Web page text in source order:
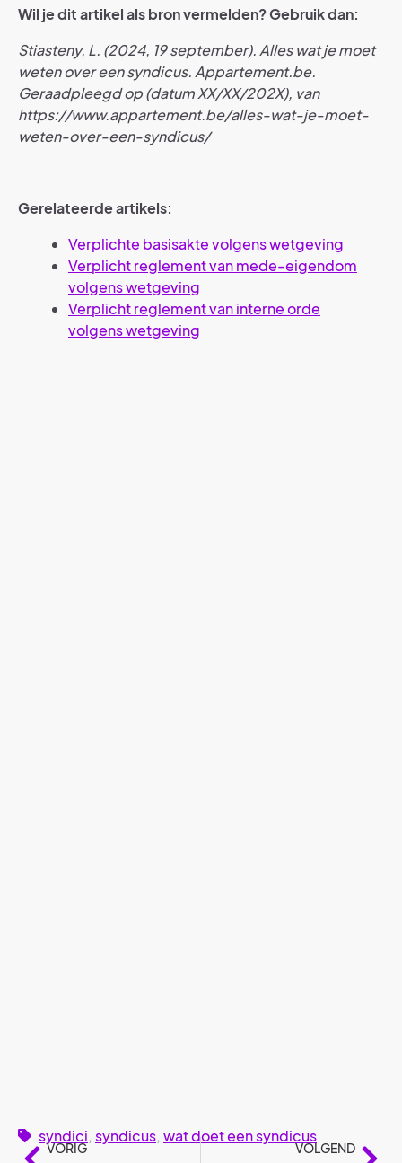
Wil je dit artikel als bron vermelden? Gebruik dan:
Stiasteny, L. (2024, 19 september). Alles wat je moet
weten over een syndicus. Appartement.be.
Geraadpleegd op (datum XX/XX/202X), van
https://www.appartement.be/alles-wat-je-moet-
weten-over-een-syndicus/
Gerelateerde artikels:
Verplichte basisakte volgens wetgeving
Verplicht reglement van mede-eigendom
volgens wetgeving
Verplicht reglement van interne orde
volgens wetgeving
syndici, syndicus, wat doet een syndicus
VORIG
VOLGEND